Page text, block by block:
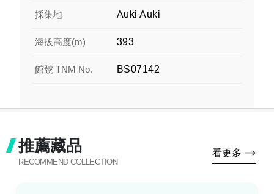
採集地 Auki Auki
海拔高度(m) 393
館號 TNM No. BS07142
推薦藏品
RECOMMEND COLLECTION
看更多